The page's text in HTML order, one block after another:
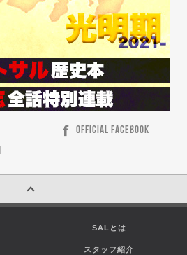
OFFICIAL FACEBOOK
SALとは
スタッフ紹介